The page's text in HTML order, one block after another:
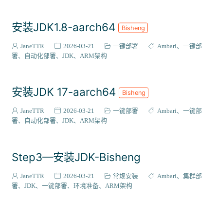
安装JDK1.8-aarch64 Bisheng
JaneTTR 2026-03-21 一键部署 Ambari
一键部
署
自动化部署 JDK ARM架构
安装JDK 17-aarch64 Bisheng
JaneTTR 2026-03-21 一键部署 Ambari
一键部
署
自动化部署 JDK ARM架构
Step3—安装JDK-Bisheng
JaneTTR 2026-03-21 常规安装 Ambari
集群部
署
JDK 一键部署 环境准备 ARM架构